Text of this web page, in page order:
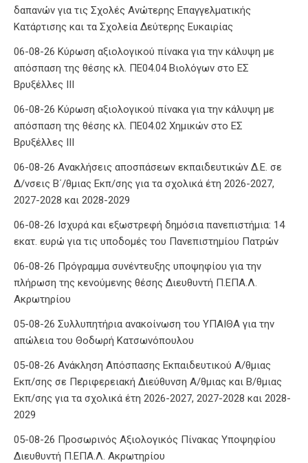
δαπανών για τις Σχολές Ανώτερης Επαγγελματικής
Κατάρτισης και τα Σχολεία Δεύτερης Ευκαιρίας
06-08-26 Κύρωση αξιολογικού πίνακα για την κάλυψη με
απόσπαση της θέσης κλ. ΠΕ04.04 Βιολόγων στο ΕΣ
Βρυξέλλες ΙΙΙ
06-08-26 Κύρωση αξιολογικού πίνακα για την κάλυψη με
απόσπαση της θέσης κλ. ΠΕ04.02 Χημικών στο ΕΣ
Βρυξέλλες ΙΙΙ
06-08-26 Ανακλήσεις αποσπάσεων εκπαιδευτικών Δ.Ε. σε
Δ/νσεις Β΄/θμιας Εκπ/σης για τα σχολικά έτη 2026-2027,
2027-2028 και 2028-2029
06-08-26 Ισχυρά και εξωστρεφή δημόσια πανεπιστήμια: 14
εκατ. ευρώ για τις υποδομές του Πανεπιστημίου Πατρών
06-08-26 Πρόγραμμα συνέντευξης υποψηφίου για την
πλήρωση της κενούμενης θέσης Διευθυντή Π.ΕΠΑ.Λ.
Ακρωτηρίου
05-08-26 Συλλυπητήρια ανακοίνωση του ΥΠΑΙΘΑ για την
απώλεια του Θοδωρή Κατσωνόπουλου
05-08-26 Ανάκληση Απόσπασης Εκπαιδευτικού Α/θμιας
Εκπ/σης σε Περιφερειακή Διεύθυνση Α/θμιας και Β/θμιας
Εκπ/σης για τα σχολικά έτη 2026-2027, 2027-2028 και 2028-
2029
05-08-26 Προσωρινός Αξιολογικός Πίνακας Υποψηφίου
Διευθυντή Π.ΕΠΑ.Λ. Ακρωτηρίου